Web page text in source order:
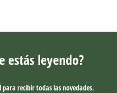
estás leyendo?
recibir todas las novedades.